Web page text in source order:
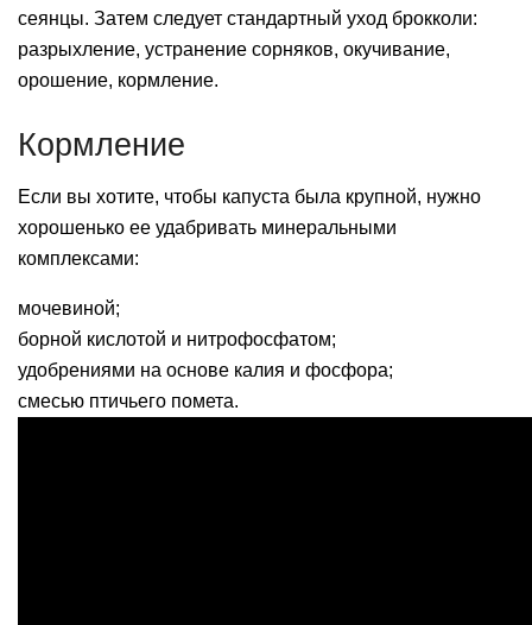
сеянцы. Затем следует стандартный уход брокколи:
разрыхление, устранение сорняков, окучивание,
орошение, кормление.
Кормление
Если вы хотите, чтобы капуста была крупной, нужно
хорошенько ее удабривать минеральными
комплексами:
мочевиной;
борной кислотой и нитрофосфатом;
удобрениями на основе калия и фосфора;
смесью птичьего помета.